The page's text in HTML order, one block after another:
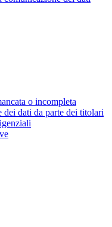
o incompleta
dei dati da parte dei titolari